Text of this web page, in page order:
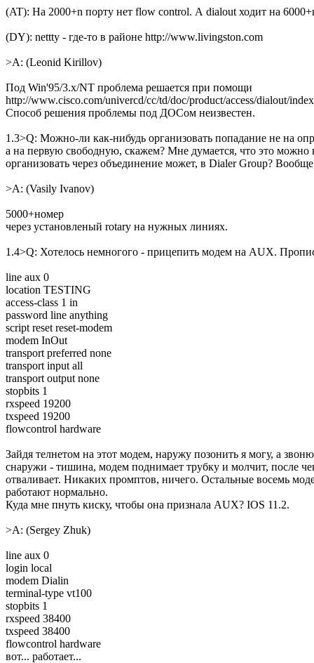
(AT): Hа 2000+n поpту нет flow control. А dialout ходит на
(DY): nettty - где-то в районе http://www.livingston.com
>A: (Leonid Kirillov)
Под Win'95/3.x/NT проблема решается при помощи
http://www.cisco.com/univercd/cc/td/doc/product/access/dialout/
Способ решения проблемы под ДОСом неизвестен.
1.3>Q: Можно-ли как-нибудь организовать попадание не на
а на первую свободную, скажем? Мне думается, что это можно
организовать через объединение может, в Dialer Group?
>A: (Vasily Ivanov)
5000+номер
чеpез установленый rotary на нужных линиях.
1.4>Q: Хотелось немногого - прицепить модем на AUX.
line aux 0
location TESTING
access-class 1 in
password line anything
script reset reset-modem
modem InOut
transport preferred none
transport input all
transport output none
stopbits 1
rxspeed 19200
txspeed 19200
flowcontrol hardware
Зайдя телнетом на этот модем, наружу позонить я могу, а
снаружи - тишина, модем поднимает трубку и молчит, после
отваливает. Hикаких промптов, ничего. Остальные восемь
работают нормально.
Куда мне пнуть киску, чтобы она признала AUX? IOS 11.2.
>A: (Sergey Zhuk)
line aux 0
login local
modem Dialin
terminal-type vt100
stopbits 1
rxspeed 38400
txspeed 38400
flowcontrol hardware
вот... работает...